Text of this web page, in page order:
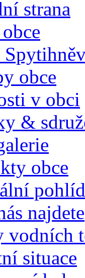
strana
obce
v obci
&
obce
najdete
vodních
situace